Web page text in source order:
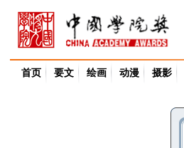
首页 要文 绘画 动漫 摄影